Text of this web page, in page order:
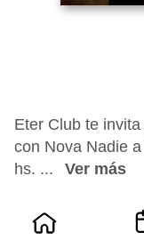
Eter Club te
con Nova Nadie
hs. ...
Ver más